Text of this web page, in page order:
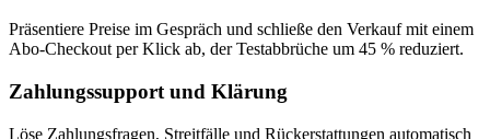
Präsentiere Preise im Gespräch und schließe den Verkauf mit einem
Abo-Checkout per Klick ab, der Testabbrüche um 45 % reduziert.
Zahlungssupport und Klärung
Löse Zahlungsfragen, Streitfälle und Rückerstattungen automatisch